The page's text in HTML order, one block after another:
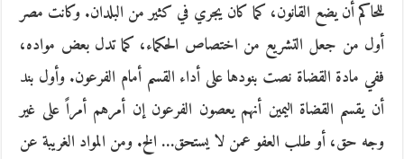
للحاكم أن يضع القانون، كما كان يجري في كثير من البلدان. وكانت مصر
أول من جعل التشريع من اختصاص الحكماء، كما تدل بعض مواده،
ففي مادة القضاة نصت بنودها على أداء القسم أمام الفرعون. وأول بند
أن يقسم القضاة اليمين أنهم يعصون الفرعون إن أمرهم أمراً على غير
وجه حق، أو طلب العفو عمن لا يستحق… الخ. ومن المواد الغريبة عن